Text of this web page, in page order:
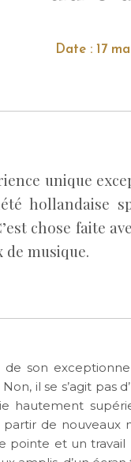
Date : 17
unique
hollandaise
chose faite
de musique.
de son
Non, il se s’agit pas
hautement
de nouveaux
pointe et un